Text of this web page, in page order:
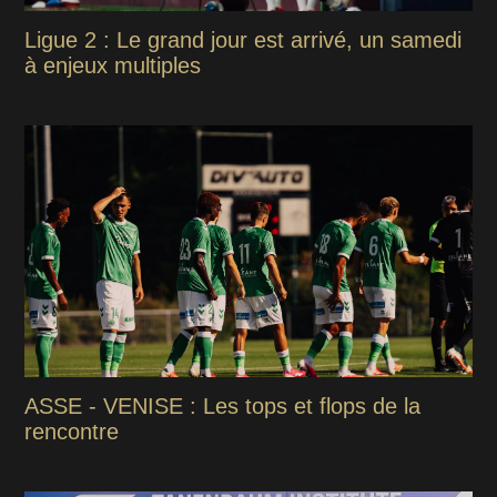
Ligue 2 : Le grand jour est arrivé, un samedi
à enjeux multiples
ASSE - VENISE : Les tops et flops de la
rencontre